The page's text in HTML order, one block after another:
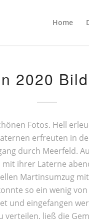
Home
2020
Fotos. Hell
erfreuten in
durch Meerfeld.
ihrer Laterne
Martinsumzug
so ein wenig
und eingefangen
verteilen. ließ die